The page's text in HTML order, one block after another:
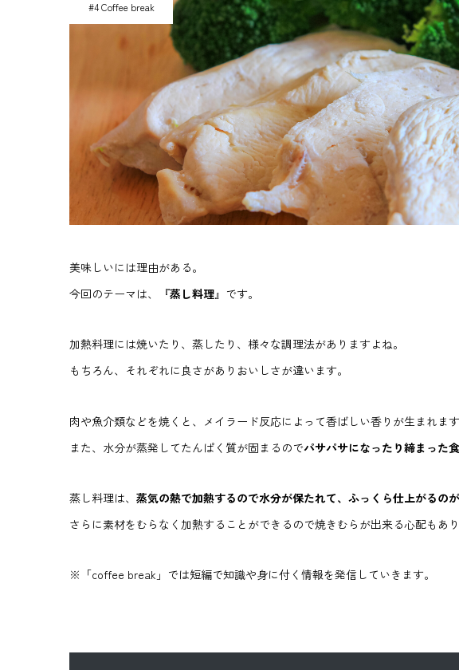
#4 Coffee break
美味しいには理由がある。
今回のテーマは、『蒸し料理』です。
加熱料理には焼いたり、蒸したり、様々な調理法がありますよね。
もちろん、それぞれに良さがありおいしさが違います。
肉や魚介類などを焼くと、メイラード反応によって香ばしい香りが生まれます
また、水分が蒸発してたんぱく質が固まるのでパサパサになったり締まった
蒸し料理は、 蒸気の熱で加熱するので水分が保たれて、ふっくら仕上がるの
さらに素材をむらなく加熱することができるので焼きむらが出来る心配もあり
※「coffee break」では短編で知識や身に付く情報を発信していきます。